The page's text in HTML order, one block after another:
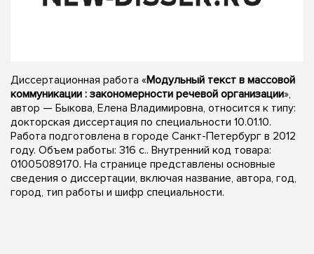
Диссертационная работа «Модульный текст в массовой
коммуникации : закономерности речевой организации»,
автор — Быкова, Елена Владимировна, относится к типу:
докторская диссертация по специальности 10.01.10.
Работа подготовлена в городе Санкт-Петербург в 2012
году. Объем работы: 316 с.. Внутренний код товара:
01005089170. На странице представлены основные
сведения о диссертации, включая название, автора, год,
город, тип работы и шифр специальности.